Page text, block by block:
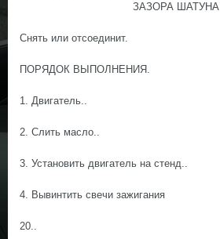
ЗАЗОРА ШАТУНА
Снять или отсоединит.
ПОРЯДОК ВЫПОЛНЕНИЯ.
1. Двигатель..
2. Слить масло..
3. Установить двигатель на стенд..
4. Вывинтить свечи зажигания
20..